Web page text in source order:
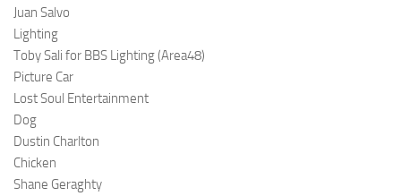
Juan Salvo
Lighting
Toby Sali for BBS Lighting (Area48)
Picture Car
Lost Soul Entertainment
Dog
Dustin Charlton
Chicken
Shane Geraghty